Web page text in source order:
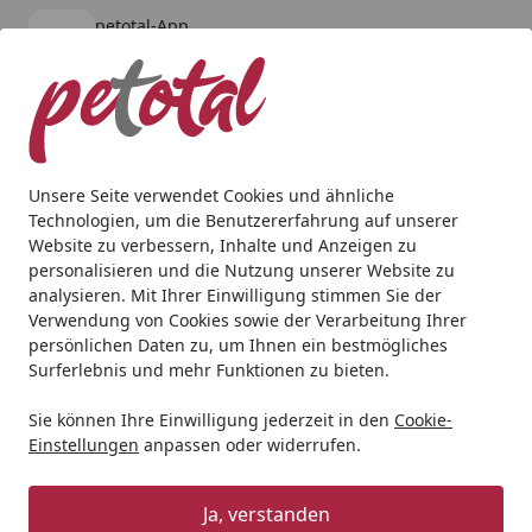
Unsere Seite verwendet Cookies und ähnliche
Technologien, um die Benutzererfahrung auf unserer
Website zu verbessern, Inhalte und Anzeigen zu
personalisieren und die Nutzung unserer Website zu
analysieren. Mit Ihrer Einwilligung stimmen Sie der
Verwendung von Cookies sowie der Verarbeitung Ihrer
persönlichen Daten zu, um Ihnen ein bestmögliches
Surferlebnis und mehr Funktionen zu bieten.
Sie können Ihre Einwilligung jederzeit in den Cookie-
Einstellungen anpassen oder widerrufen.
Ja, verstanden
petotal-App
kostenlos - Im App Store
Alle Produkte
Mein Konto
Suchen
Startseite
Katze Katzennassfutter Catsan Ultra Klumpstreu 10l
Catsan Ultra Klumpstreu 10l